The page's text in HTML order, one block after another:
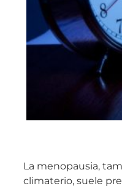
La menopausia,
climaterio, suele